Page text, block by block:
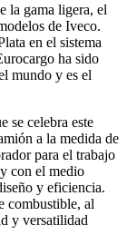
la gama ligera, el
de Iveco.
en el sistema
ha sido
mundo y es el
se celebra este
a la medida de
para el trabajo
con el medio
y eficiencia.
combustible, al
y versatilidad